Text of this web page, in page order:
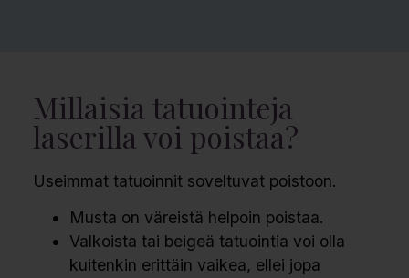
Millaisia tatuointeja
laserilla voi poistaa?
Useimmat tatuoinnit soveltuvat poistoon.
Musta on väreistä helpoin poistaa.
Valkoista tai beigeä tatuointia voi olla
kuitenkin erittäin vaikea, ellei jopa